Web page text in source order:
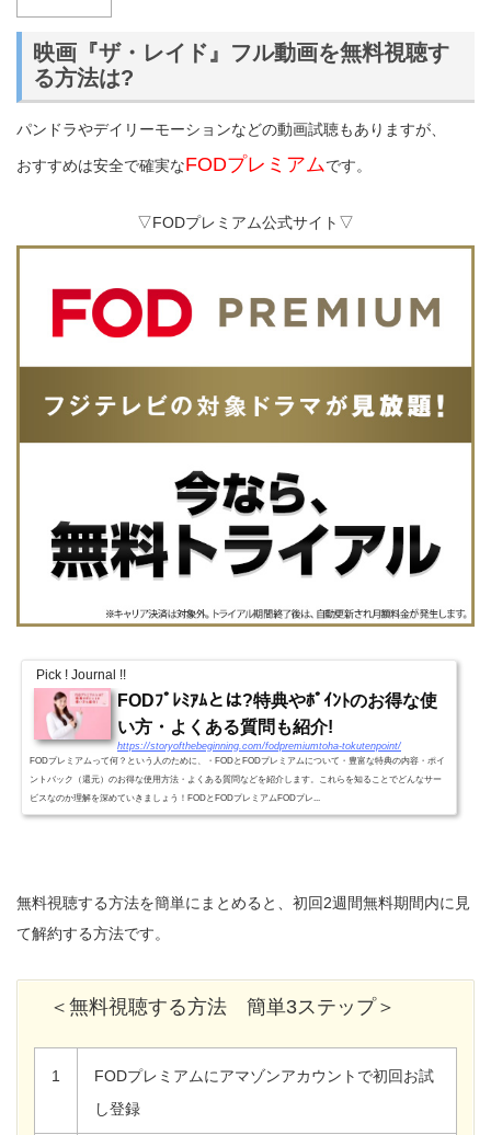
映画『ザ・レイド』フル動画を無料視聴す
る方法は?
パンドラやデイリーモーションなどの動画試聴もありますが、
おすすめは安全で確実なFODプレミアムです。
▽FODプレミアム公式サイト▽
Pick ! Journal !!
FODﾌﾟﾚﾐｱﾑとは?特典やﾎﾟｲﾝﾄのお得な使
い方・よくある質問も紹介!
https://storyofthebeginning.com/fodpremiumtoha-tokutenpoint/
FODプレミアムって何？という人のために、・FODとFODプレミアムについて・豊富な特典の内容・ポイ
ントバック（還元）のお得な使用方法・よくある質問などを紹介します。これらを知ることでどんなサー
ビスなのか理解を深めていきましょう！FODとFODプレミアムFODプレ...
無料視聴する方法を簡単にまとめると、初回2週間無料期間内に見
て解約する方法です。
＜無料視聴する方法 簡単3ステップ＞
1
FODプレミアムにアマゾンアカウントで初回お試
し登録